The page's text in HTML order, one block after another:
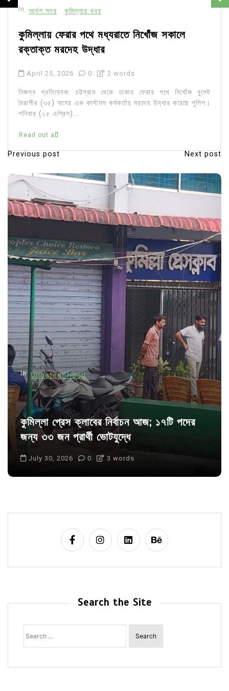
In আর্দশ সদর কুমিল্লার খবর
কুমিল্লায় ফেরার পথে মধ্যরাতে নিখোঁজ সকালে
রক্তাক্ত মরদেহ উদ্ধার
April 25, 2026 0 2 words
নিজস্ব প্রতিবেদক: চট্টগ্রাম থেকে ঢাকায় ফেরার পথে নিখোঁজ বুলেট
বৈরাগীর (৩৫) নামের এক কাস্টমস কর্মকর্তার মরদেহ উদ্ধার করেছে পুলিশ।
শনিবার (২৫ এপ্রিল)...
Read out all
P
o
t
a
v
i
g
a
t
i
o
n
Previous post Next post
In Uncategorized
কুমিল্লা প্রেস ক্লাবের নির্বাচন আজ; ১৭টি পদের
জন্য ৩৩ জন প্রার্থী ভোটযুদ্ধে
July 30, 2026 0 3 words
Search the Site
Search
for: